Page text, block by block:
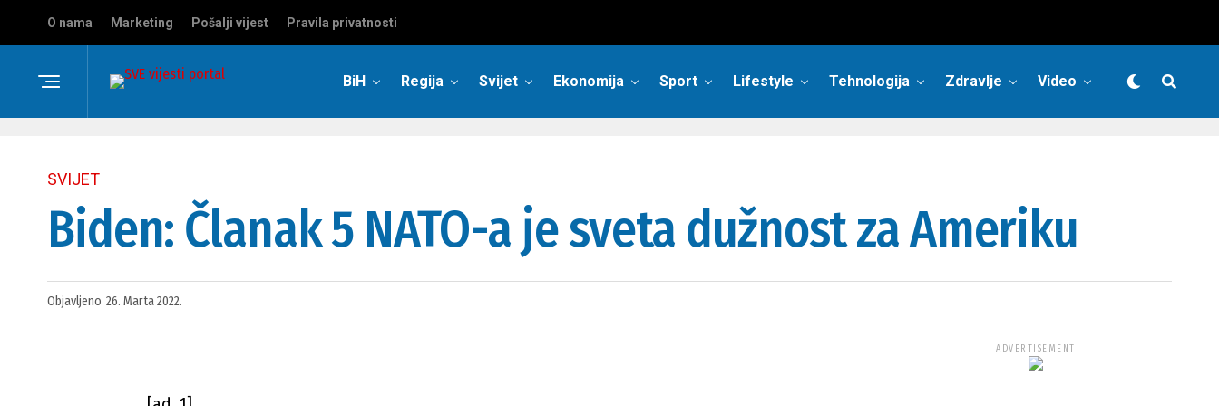
O nama Marketing Pošalji vijest Pravila privatnosti
BiH Regija Svijet Ekonomija Sport Lifestyle Tehnologija Zdravlje Video
SVIJET
Biden: Članak 5 NATO-a je sveta dužnost za Ameriku
Objavljeno 26. Marta 2022.
ADVERTISEMENT